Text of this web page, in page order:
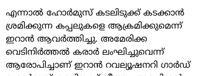
എന്നാല്‍ ഹോര്‍മുസ് കടലിടുക്ക് കടക്കാന്‍
ശ്രമിക്കുന്ന കപ്പലുകളെ ആക്രമിക്കുമെന്ന്
ഇറാന്‍ ആവര്‍ത്തിച്ചു. അമേരിക്ക
വെടിനിര്‍ത്തല്‍ കരാര്‍ ലംഘിച്ചുവെന്ന്
ആരോപിച്ചാണ് ഇറാന്‍ റവല്യൂഷനറി ഗാര്‍ഡ്